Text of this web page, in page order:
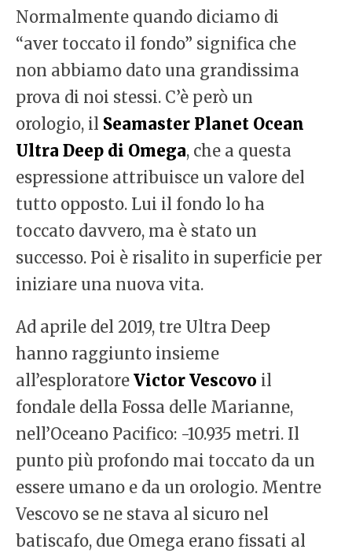
Normalmente quando diciamo di
“aver toccato il fondo” significa che
non abbiamo dato una grandissima
prova di noi stessi. C’è però un
orologio, il Seamaster Planet Ocean
Ultra Deep di Omega, che a questa
espressione attribuisce un valore del
tutto opposto. Lui il fondo lo ha
toccato davvero, ma è stato un
successo. Poi è risalito in superficie per
iniziare una nuova vita.
Ad aprile del 2019, tre Ultra Deep
hanno raggiunto insieme
all’esploratore Victor Vescovo il
fondale della Fossa delle Marianne,
nell’Oceano Pacifico: -10.935 metri. Il
punto più profondo mai toccato da un
essere umano e da un orologio. Mentre
Vescovo se ne stava al sicuro nel
batiscafo, due Omega erano fissati al